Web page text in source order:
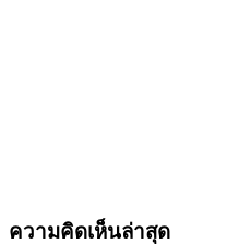
ความคิดเห็นล่าสุด